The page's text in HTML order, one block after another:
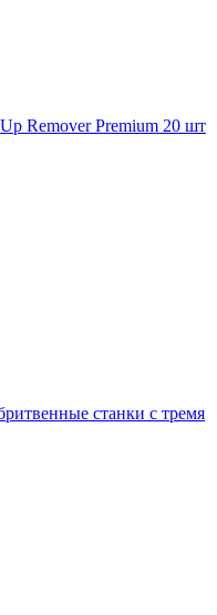
Remover Premium 20 шт
станки с тремя